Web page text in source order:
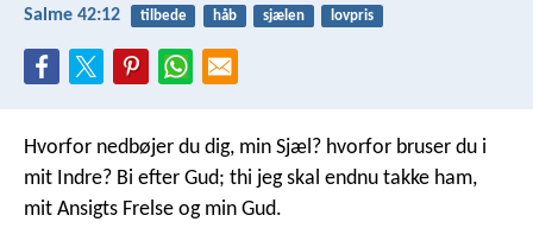
Salme 42:12 tilbede håb sjælen lovpris
Hvorfor nedbøjer du dig, min Sjæl? hvorfor bruser du i
mit Indre? Bi efter Gud; thi jeg skal endnu takke ham,
mit Ansigts Frelse og min Gud.